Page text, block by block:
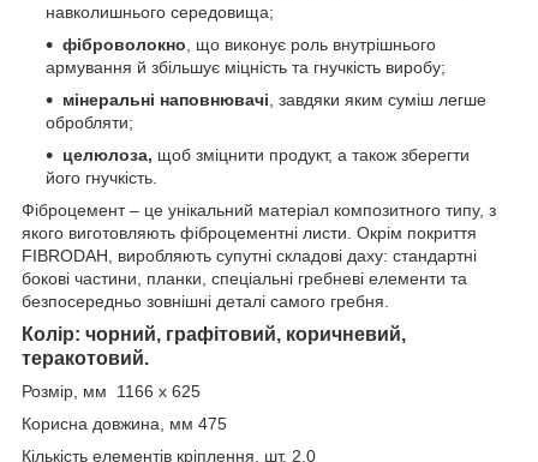
навколишнього середовища;
фіброволокно , що виконує роль внутрішнього
армування й збільшує міцність та гнучкість виробу;
мінеральні наповнювачі , завдяки яким суміш легше
обробляти;
целюлоза, щоб зміцнити продукт, а також зберегти
його гнучкість.
Фіброцемент – це унікальний матеріал композитного типу, з
якого виготовляють фіброцементні листи. Окрім покриття
FIBRODAH, виробляють супутні складові даху: стандартні
бокові частини, планки, спеціальні гребневі елементи та
безпосередньо зовнішні деталі самого гребня.
Колір: чорний, графітовий, коричневий,
теракотовий.
Розмір, мм 1166 х 625
Корисна довжина, мм 475
Кількість елементів кріплення, шт. 2,0